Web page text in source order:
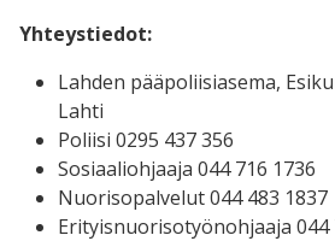
Yhteystiedot:
Lahden pääpoliisiasema,
Lahti
Poliisi 0295 437 356
Sosiaaliohjaaja 044 716 1736
Nuorisopalvelut 044 483 1837
Erityisnuorisotyönohjaaja 044